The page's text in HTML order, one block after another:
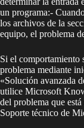
un programa:-
los archivos de la
equipo, el problema
Si el comportamiento
problema mediante
«Solución avanzada
utilice Microsoft
del problema que
Soporte técnico de